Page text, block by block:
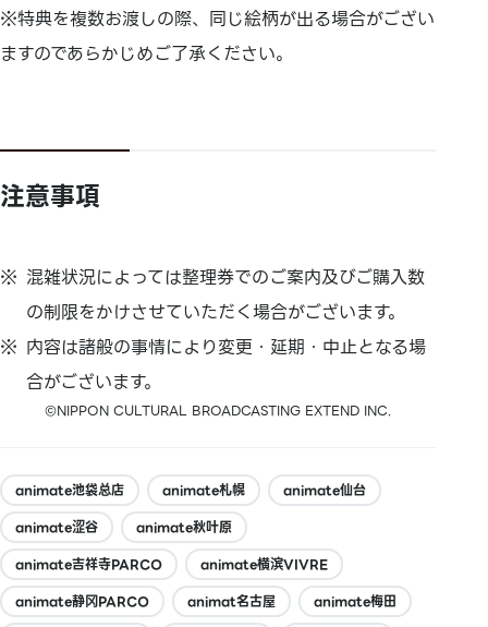
※特典を複数お渡しの際、同じ絵柄が出る場合がござい
ますのであらかじめご了承ください。
注意事項
混雑状況によっては整理券でのご案内及びご購入数
の制限をかけさせていただく場合がございます。
内容は諸般の事情により変更・延期・中止となる場
合がございます。
©NIPPON CULTURAL BROADCASTING EXTEND INC.
animate池袋总店 animate札幌
animate仙台
animate涩谷
animate秋叶原
animate吉祥寺PARCO
animate横滨VIVRE
animate静冈PARCO
animat名古屋
animate梅田